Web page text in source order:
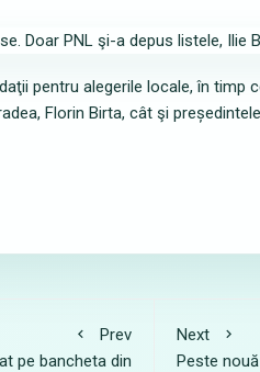
pentru alegerile locale, în timp
Florin Birta, cât şi
Prev
pe bancheta din
Next
Peste